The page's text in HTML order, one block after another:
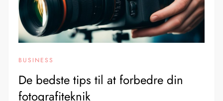
BUSINESS
De bedste tips til at forbedre din
fotografiteknik